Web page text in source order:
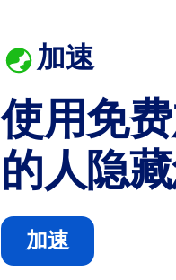
加速
使用免
的人隐
加速